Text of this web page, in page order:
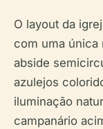
O layout da
com uma única
abside
azulejos
iluminação
campanário